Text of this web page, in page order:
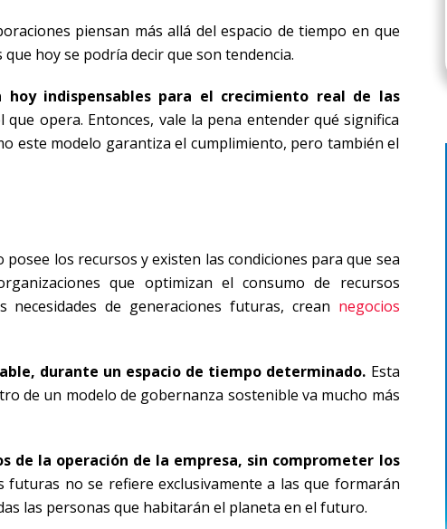
piensan más allá del espacio de tiempo en que
hoy se podría decir que son tendencia.
indispensables para el crecimiento real de las
opera. Entonces, vale la pena entender qué significa
este modelo garantiza el cumplimiento, pero también el
los recursos y existen las condiciones para que sea
que optimizan el consumo de recursos
de generaciones futuras, crean negocios
durante un espacio de tiempo determinado. Esta
de un modelo de gobernanza sostenible va mucho más
de la operación de la empresa, sin comprometer los
futuras no se refiere exclusivamente a las que formarán
las personas que habitarán el planeta en el futuro.